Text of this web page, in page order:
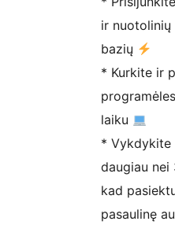
ir nuotolinių
bazių
* Kurkite ir
laiku
* Vykdykite
daugiau nei
kad
pasaulinę